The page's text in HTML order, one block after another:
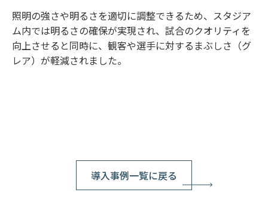
照明の強さや明るさを適切に調整できるため、スタジア
ム内では明るさの確保が実現され、試合のクオリティを
向上させると同時に、観客や選手に対するまぶしさ（グ
レア）が軽減されました。
導入事例一覧に戻る